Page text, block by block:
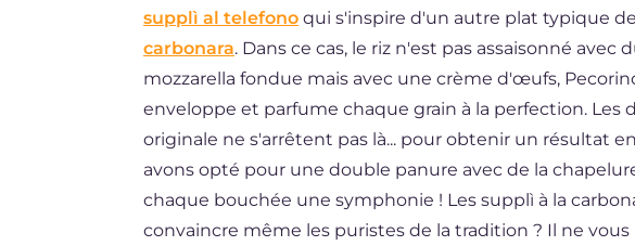
BR
NL
supplì al telefono qui s'inspire d'un autre plat typique
carbonara. Dans ce cas, le riz n'est pas assaisonné avec
mozzarella fondue mais avec une crème d'œufs,
enveloppe et parfume chaque grain à la perfection. Les
originale ne s'arrêtent pas là... pour obtenir un résultat
avons opté pour une double panure avec de la
chaque bouchée une symphonie ! Les supplì à la
convaincre même les puristes de la tradition ? Il ne vous